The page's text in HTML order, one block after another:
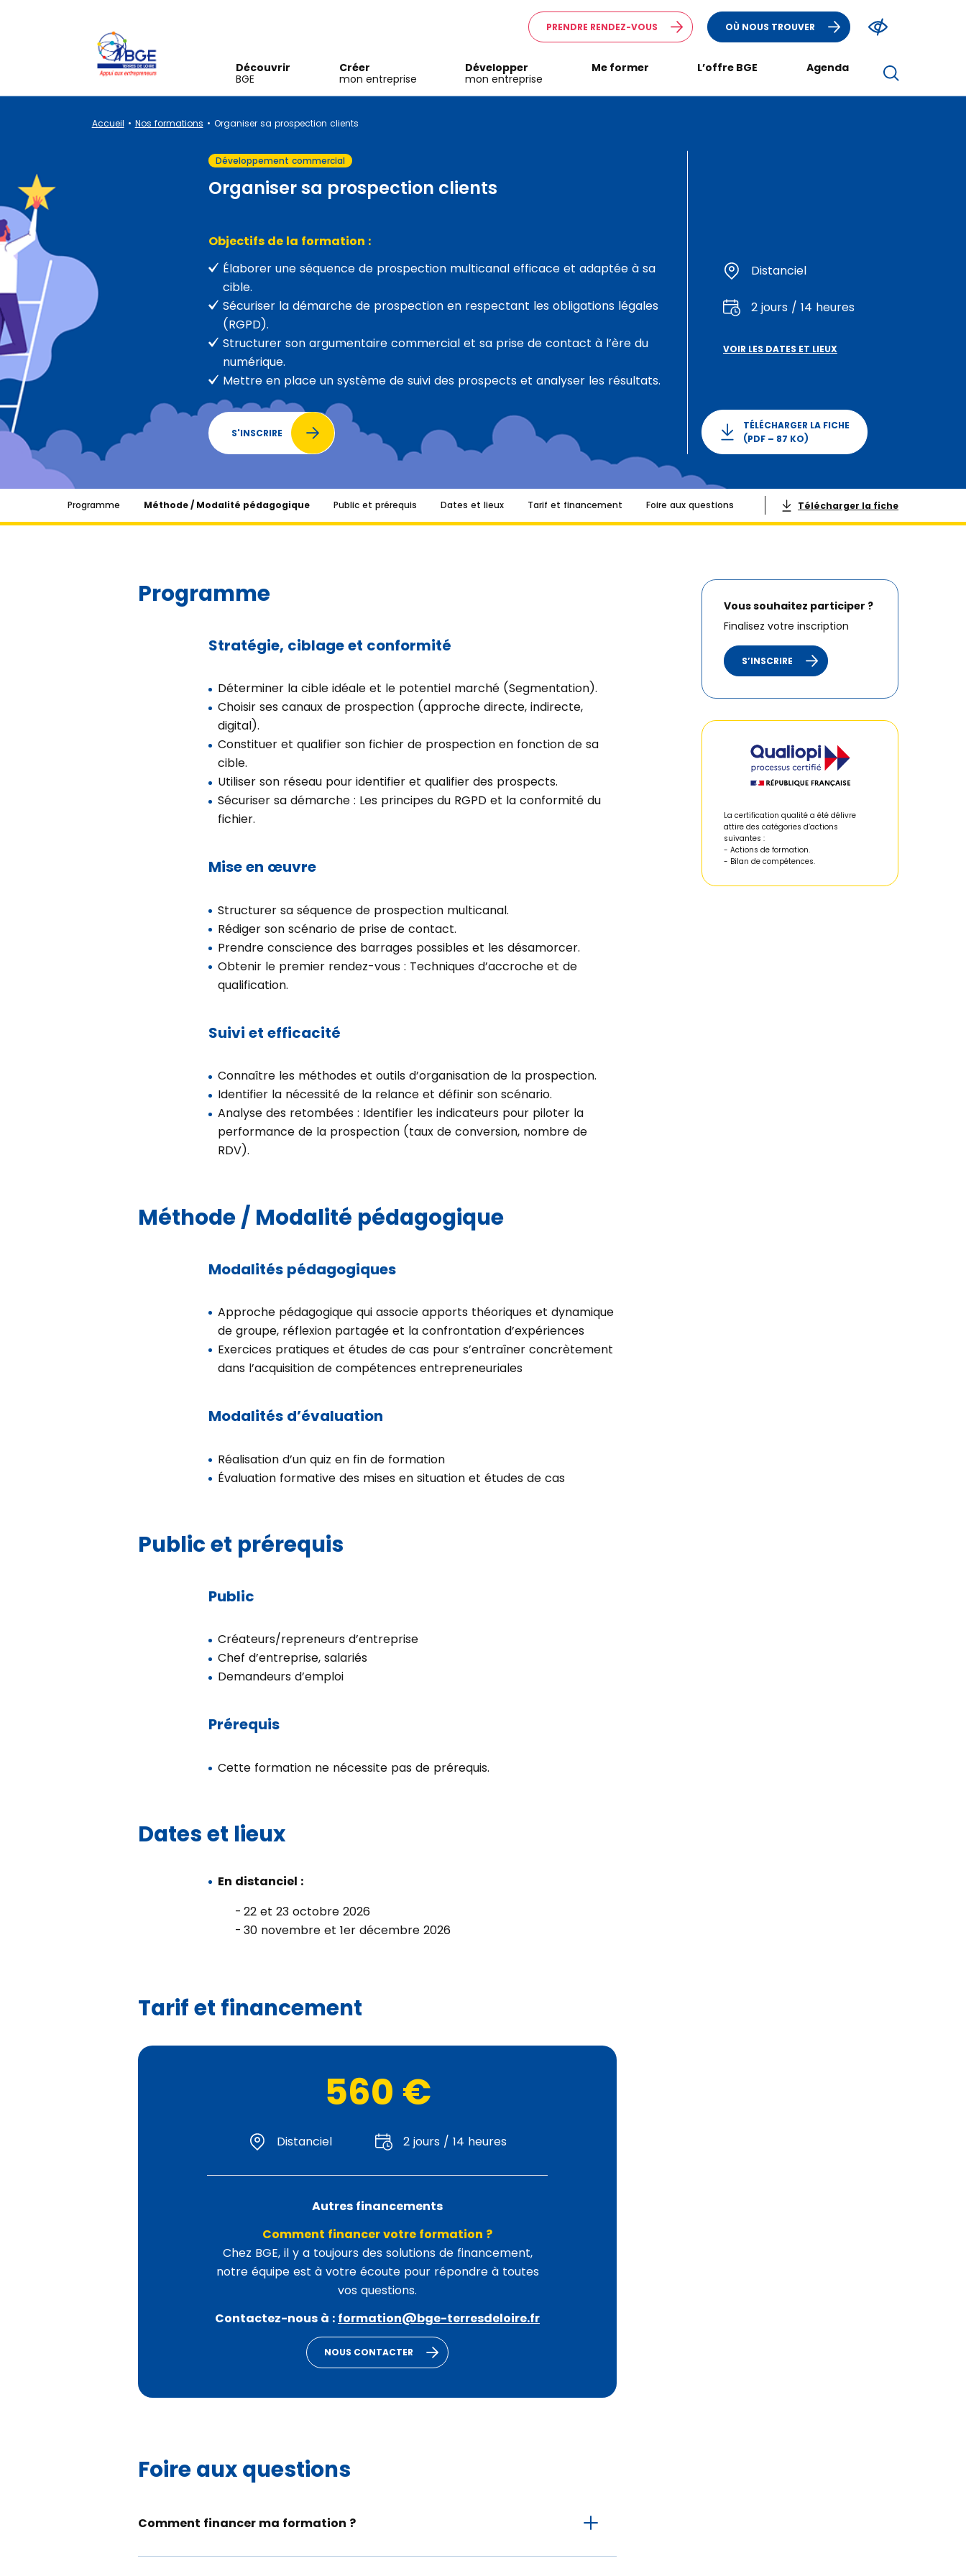
PRENDRE RENDEZ-VOUS OÙ NOUS TROUVER
Découvrir
BGE
Créer
mon entreprise
Développer
mon entreprise
Me former L’offre BGE Agenda
Accueil Nos formations Organiser sa prospection clients
Développement commercial
Organiser sa prospection clients
Objectifs de la formation :
Élaborer une séquence de prospection multicanal efficace et adaptée à sa
cible.
Sécuriser la démarche de prospection en respectant les obligations légales
(RGPD).
Structurer son argumentaire commercial et sa prise de contact à l’ère du
numérique.
Mettre en place un système de suivi des prospects et analyser les résultats.
S'INSCRIRE
Distanciel
2 jours / 14 heures
VOIR LES DATES ET LIEUX
TÉLÉCHARGER LA FICHE
(PDF – 87 KO)
Programme Méthode / Modalité pédagogique Public et prérequis Dates et lieux Tarif et financement Foire aux questions Télécharger la fiche
Programme
Stratégie, ciblage et conformité
Déterminer la cible idéale et le potentiel marché (Segmentation).
Choisir ses canaux de prospection (approche directe, indirecte,
digital).
Constituer et qualifier son fichier de prospection en fonction de sa
cible.
Utiliser son réseau pour identifier et qualifier des prospects.
Sécuriser sa démarche : Les principes du RGPD et la conformité du
fichier.
Mise en œuvre
Structurer sa séquence de prospection multicanal.
Rédiger son scénario de prise de contact.
Prendre conscience des barrages possibles et les désamorcer.
Obtenir le premier rendez-vous : Techniques d’accroche et de
qualification.
Suivi et efficacité
Connaître les méthodes et outils d’organisation de la prospection.
Identifier la nécessité de la relance et définir son scénario.
Analyse des retombées : Identifier les indicateurs pour piloter la
performance de la prospection (taux de conversion, nombre de
RDV).
Méthode / Modalité pédagogique
Modalités pédagogiques
Approche pédagogique qui associe apports théoriques et dynamique
de groupe, réflexion partagée et la confrontation d’expériences
Exercices pratiques et études de cas pour s’entraîner concrètement
dans l’acquisition de compétences entrepreneuriales
Modalités d’évaluation
Réalisation d’un quiz en fin de formation
Évaluation formative des mises en situation et études de cas
Public et prérequis
Public
Créateurs/repreneurs d’entreprise
Chef d’entreprise, salariés
Demandeurs d’emploi
Prérequis
Cette formation ne nécessite pas de prérequis.
Dates et lieux
En distanciel :
22 et 23 octobre 2026
30 novembre et 1er décembre 2026
Tarif et financement
560 €
Distanciel 2 jours / 14 heures
Autres financements
Comment financer votre formation ?
Chez BGE, il y a toujours des solutions de financement,
notre équipe est à votre écoute pour répondre à toutes
vos questions.
Contactez-nous à : formation@bge-terresdeloire.fr
NOUS CONTACTER
Foire aux questions
Comment financer ma formation ?
Vous souhaitez participer ?
Finalisez votre inscription
S’INSCRIRE
La certification qualité a été délivre
attire des catégories d’actions
suivantes :
- Actions de formation.
- Bilan de compétences.